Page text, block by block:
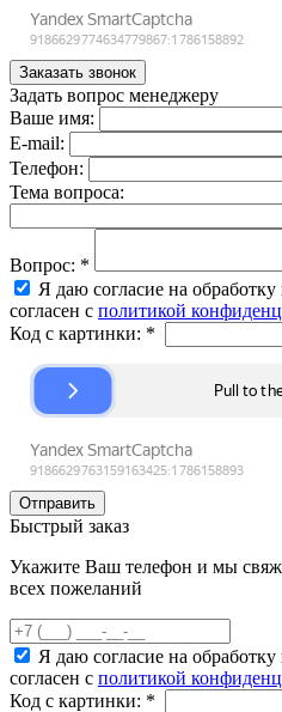
Задать вопрос менеджеру
Ваше имя:
E-mail:
Телефон:
Тема вопроса:
Вопрос: *
Я даю согласие на
согласен с политикой
Код с картинки: *
Быстрый заказ
Укажите Ваш телефон и мы
всех пожеланий
Я даю согласие на
согласен с политикой
Код с картинки: *